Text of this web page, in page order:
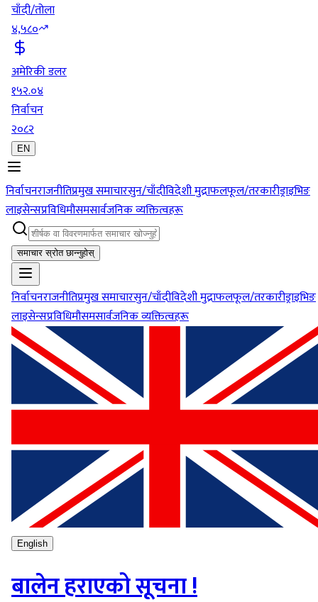
चाँदी/तोला
४,५८०
अमेरिकी डलर
१५२.०४
निर्वाचन
२०८२
EN
निर्वाचनराजनीतिप्रमुख समाचारसुन/चाँदीविदेशी मुद्राफलफूल/तरकारीड्राइभिङ
लाइसेन्सप्रविधिमौसमसार्वजनिक व्यक्तित्वहरू
समाचार स्रोत छान्नुहोस्
निर्वाचनराजनीतिप्रमुख समाचारसुन/चाँदीविदेशी मुद्राफलफूल/तरकारीड्राइभिङ
लाइसेन्सप्रविधिमौसमसार्वजनिक व्यक्तित्वहरू
English
बालेन हराएको सूचना !